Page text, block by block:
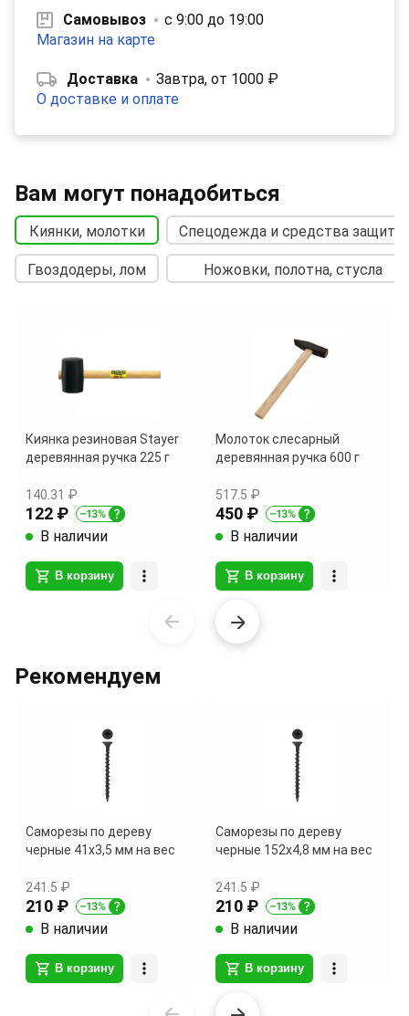
Самовывоз
с 9:00 до 19:00
Магазин на карте
Доставка
Завтра, от 1000 ₽
О доставке и оплате
Рекомендуем
Саморезы по дереву
черные 41х3,5 мм на вес
241.5 ₽
210 ₽
В наличии
В корзину
Саморезы по дереву
черные 152х4,8 мм на вес
241.5 ₽
210 ₽
В наличии
В корзину
Вам могут понадобиться
Киянки, молотки
Гвоздодеры, лом
Спецодежда и средства защиты
Ножовки, полотна, стусла
Киянка резиновая Stayer
деревянная ручка 225 г
140.31 ₽
122 ₽
В наличии
В корзину
Молоток слесарный
деревянная ручка 600 г
517.5 ₽
450 ₽
В наличии
В корзину
of
6